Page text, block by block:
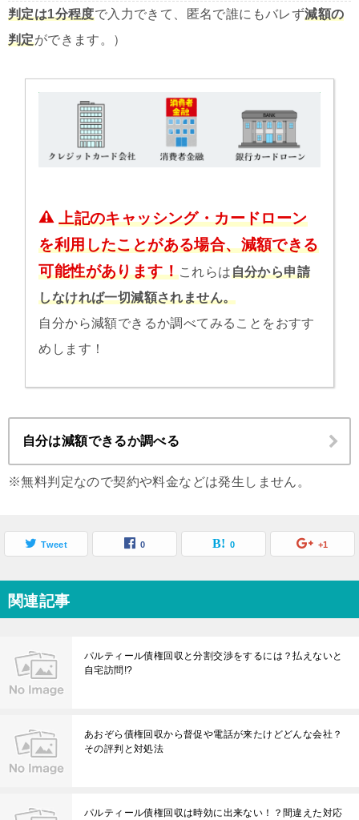
判定は1分程度で入力できて、匿名で誰にもバレず減額の
判定ができます。）
上記のキャッシング・カードローン
を利用したことがある場合、減額できる
可能性があります！これらは自分から申請
しなければ一切減額されません。
自分から減額できるか調べてみることをおすす
めします！
自分は減額できるか調べる
※無料判定なので契約や料金などは発生しません。
Tweet 0 0 +1
関連記事
パルティール債権回収と分割交渉をするには？払えないと
自宅訪問!?
あおぞら債権回収から督促や電話が来たけどどんな会社？
その評判と対処法
パルティール債権回収は時効に出来ない！？間違えた対応